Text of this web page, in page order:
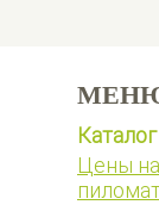
Каталог
Цены на